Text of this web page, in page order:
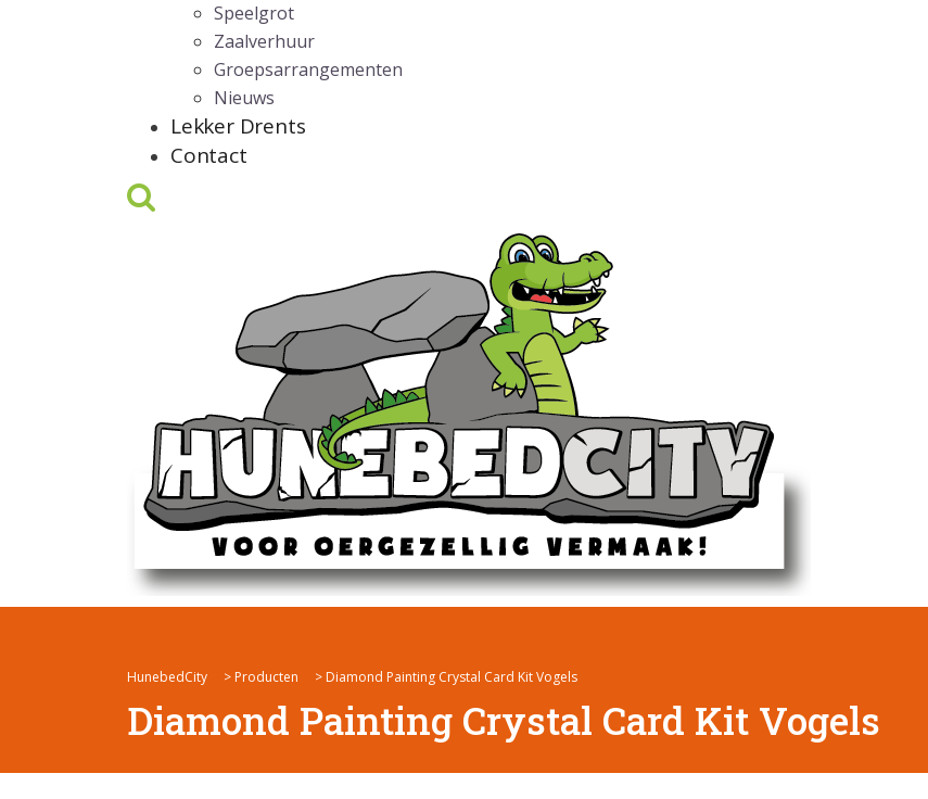
Speelgrot
Zaalverhuur
Groepsarrangementen
Nieuws
Lekker Drents
Contact
HunebedCity > Producten > Diamond Painting Crystal Card Kit Vogels
Diamond Painting Crystal Card Kit Vogels